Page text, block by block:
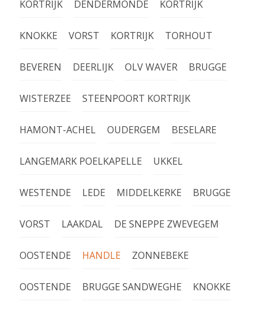
KORTRIJK DENDERMONDE KORTRIJK
KNOKKE VORST KORTRIJK TORHOUT
BEVEREN DEERLIJK OLV WAVER BRUGGE
WISTERZEE STEENPOORT KORTRIJK
HAMONT-ACHEL OUDERGEM BESELARE
LANGEMARK POELKAPELLE UKKEL
WESTENDE LEDE MIDDELKERKE BRUGGE
VORST LAAKDAL DE SNEPPE ZWEVEGEM
OOSTENDE HANDLE ZONNEBEKE
OOSTENDE BRUGGE SANDWEGHE KNOKKE